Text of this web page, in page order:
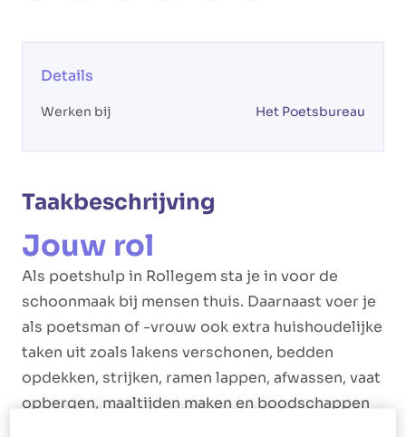
Details
Werken bij Het Poetsbureau
Taakbeschrijving
Jouw rol
Als poetshulp in Rollegem sta je in voor de
schoonmaak bij mensen thuis. Daarnaast voer je
als poetsman of -vrouw ook extra huishoudelijke
taken uit zoals lakens verschonen, bedden
opdekken, strijken, ramen lappen, afwassen, vaat
opbergen, maaltijden maken en boodschappen